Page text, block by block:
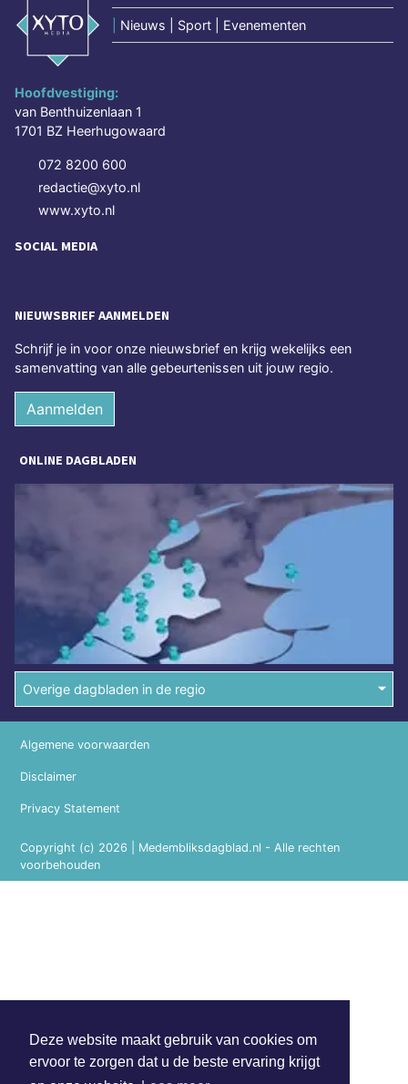
Deze website maakt gebruik van cookies om
ervoor te zorgen dat u de beste ervaring krijgt
Nieuws | Sport | Evenementen
Hoofdvestiging:
van Benthuizenlaan 1
1701 BZ Heerhugowaard
072 8200 600
redactie@xyto.nl
www.xyto.nl
SOCIAL MEDIA
NIEUWSBRIEF AANMELDEN
Schrijf je in voor onze nieuwsbrief en krijg wekelijks een
samenvatting van alle gebeurtenissen uit jouw regio.
Aanmelden
ONLINE DAGBLADEN
Overige dagbladen in de regio
Copyright (c) 2026 | Medembliksdagblad.nl - Alle rechten
voorbehouden
Algemene voorwaarden
Disclaimer
Privacy Statement